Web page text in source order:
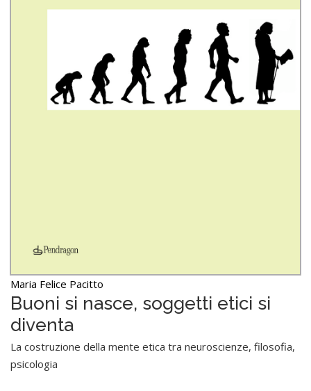
Maria Felice Pacitto
Buoni si nasce, soggetti etici si
diventa
La costruzione della mente etica tra neuroscienze, filosofia,
psicologia